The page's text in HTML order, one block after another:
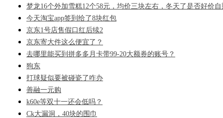
梦龙16个外加雪糕12个58元，均价三块左右，冬天了是否好价自
今天淘宝app签到给了8块红包
京东1号店售假口红后续2
京东寄大件这么便宜了？
去哪里能买到拼多多月卡带99-20大额券的账号？
狗东
打球疑似要被碰瓷了咋办
善融一元购
k60e等双十一还会低吗？
Ck大漏洞，40块的围巾